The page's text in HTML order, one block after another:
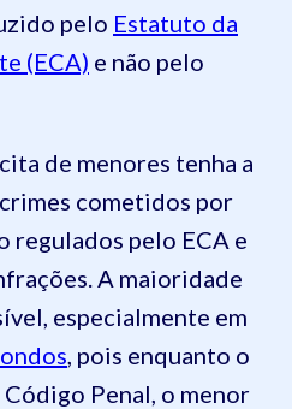
pelo Estatuto da
(ECA) e não pelo
de menores tenha a
cometidos por
regulados pelo ECA e
A maioridade
especialmente em
, pois enquanto o
Penal, o menor